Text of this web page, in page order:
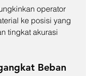
operator
ke posisi yang
tingkat akurasi
Beban